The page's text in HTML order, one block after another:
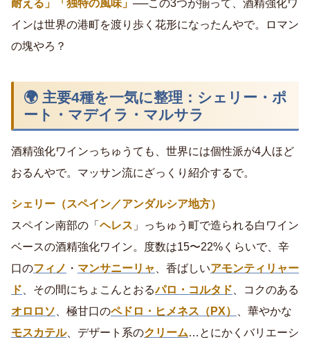
耐える」「独特の風味」 ──この3つが揃って、酒精強化ワ
インは世界の港町を渡り歩く花形になったんやで。ロマン
の塊やろ？
🌍 主要4種を一気に整理：シェリー・ポ
ート・マデイラ・マルサラ
酒精強化ワインっちゅうても、世界には個性派が4人ほど
おるんやで。マッサン流にざっくり紹介するで。
シェリー（スペイン／アンダルシア地方）
スペイン南部の「 ヘレス 」っちゅう町で造られる白ワイン
ベースの酒精強化ワイン。度数は15〜22%くらいで、辛
口のフィノ ・ マンサニーリャ 、香ばしいアモンティリャー
ド 、その間にちょこんとおるパロ・コルタド 、コクのある
オロロソ 、極甘口のペドロ・ヒメネス（PX）
、華やかな
モスカテル、デザート系のクリーム…とにかくバリエーシ